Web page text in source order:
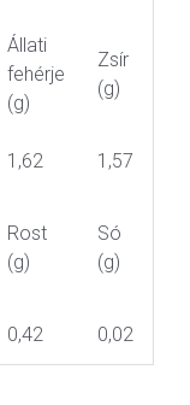
Állati
fehérje
(g)
Zsír
(g)
1,62 1,57
Rost
(g)
Só
(g)
0,42 0,02